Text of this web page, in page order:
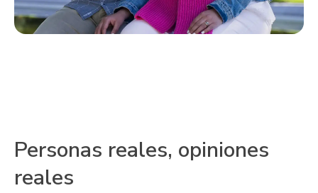
Personas reales, opiniones
reales